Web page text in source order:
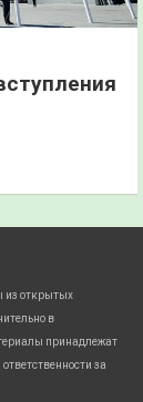
из открытых
в
принадлежат
за